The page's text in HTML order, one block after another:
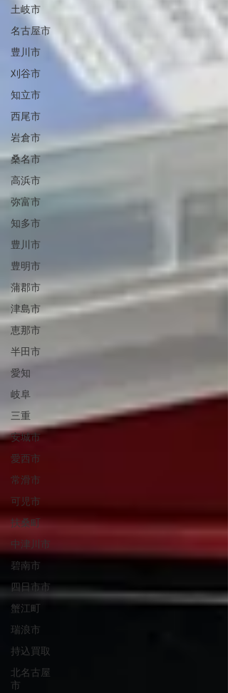
土岐市
名古屋市
豊川市
刈谷市
知立市
西尾市
岩倉市
桑名市
高浜市
弥富市
知多市
豊川市
豊明市
蒲郡市
津島市
恵那市
半田市
愛知
岐阜
三重
安城市
愛西市
常滑市
可児市
扶桑町
中津川市
碧南市
四日市市
蟹江町
瑞浪市
持込買取
北名古屋
市